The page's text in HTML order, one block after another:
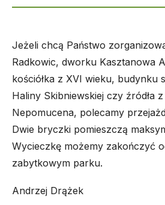
Jeżeli chcą Państwo
Radkowic, dworku Kasztanowa
kościółka z XVI wieku, budynku
Haliny Skibniewskiej czy źródła
Nepomucena, polecamy
Dwie bryczki pomieszczą
Wycieczkę możemy zakończyć
zabytkowym parku.
Andrzej Drążek